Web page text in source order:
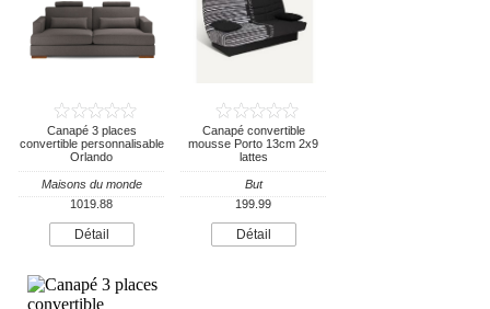
Canapé 3 places
convertible personnalisable
Orlando
Maisons du monde
1019.88
Détail
Canapé convertible
mousse Porto 13cm 2x9
lattes
But
199.99
Détail